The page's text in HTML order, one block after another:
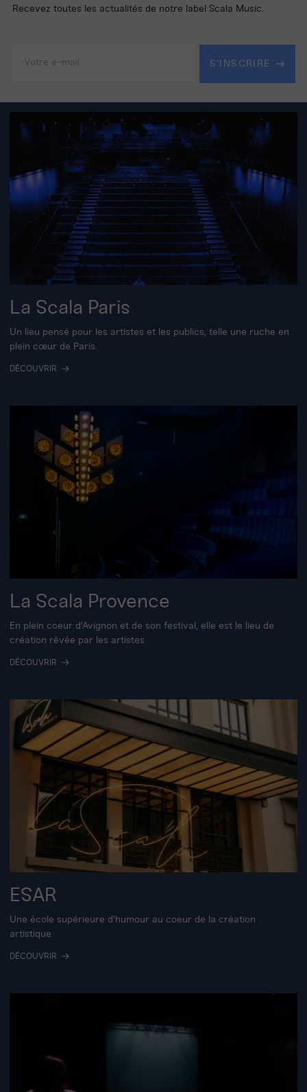
Recevez toutes les actualités de notre label Scala Music.
S'INSCRIRE
La Scala Paris
Un lieu pensé pour les artistes et les publics, telle une ruche en
plein cœur de Paris.
DÉCOUVRIR
La Scala Provence
En plein coeur d'Avignon et de son festival, elle est le lieu de
création rêvée par les artistes
DÉCOUVRIR
ESAR
Une école supérieure d'humour au coeur de la création
artistique
DÉCOUVRIR